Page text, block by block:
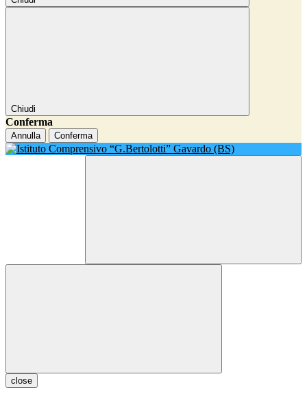
Chiudi
Conferma
Annulla Conferma
close